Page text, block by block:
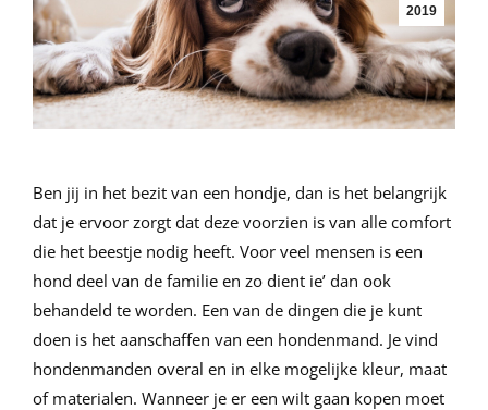
2019
Ben jij in het bezit van een hondje, dan is het belangrijk
dat je ervoor zorgt dat deze voorzien is van alle comfort
die het beestje nodig heeft. Voor veel mensen is een
hond deel van de familie en zo dient ie’ dan ook
behandeld te worden. Een van de dingen die je kunt
doen is het aanschaffen van een hondenmand. Je vind
hondenmanden overal en in elke mogelijke kleur, maat
of materialen. Wanneer je er een wilt gaan kopen moet